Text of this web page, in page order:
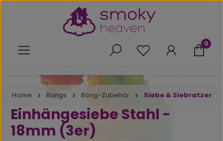
Zum Hauptinhalt springen
Du hast 0 Produkte
0
Home Bongs Bong-Zubehör Siebe & Siebratzer
Einhängesiebe Stahl -
18mm (3er)